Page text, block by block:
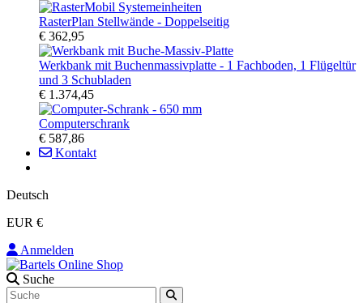
RasterPlan Stellwände - Doppelseitig
€ 362,95
Werkbank mit Buchenmassivplatte - 1 Fachboden, 1 Flügeltür
und 3 Schubladen
€ 1.374,45
Computerschrank
€ 587,86
Kontakt
Deutsch
EUR €
Anmelden
Suche